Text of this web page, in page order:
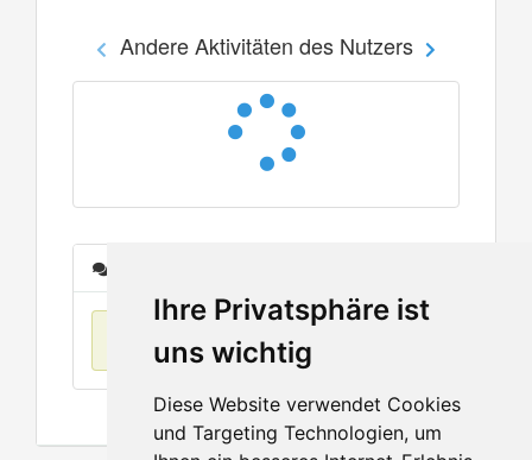
Ihre Privatsphäre ist
uns wichtig
Diese Website verwendet Cookies
und Targeting Technologien, um
Andere Aktivitäten des Nutzers
Keine Einträge